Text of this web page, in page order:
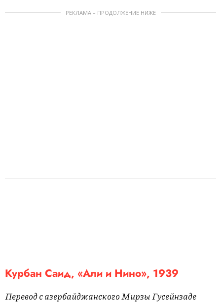
РЕКЛАМА – ПРОДОЛЖЕНИЕ НИЖЕ
Курбан Саид, «Али и Нино», 1939
Перевод с азербайджанского Мирзы Гусейнзаде